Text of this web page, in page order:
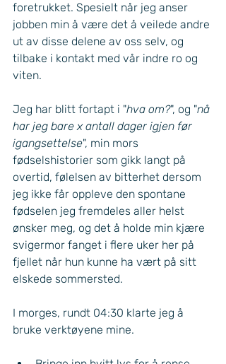
foretrukket. Spesielt når jeg anser
jobben min å være det å veilede andre
ut av disse delene av oss selv, og
tilbake i kontakt med vår indre ro og
viten.
Jeg har blitt fortapt i "hva om?", og "nå
har jeg bare x antall dager igjen før
igangsettelse", min mors
fødselshistorier som gikk langt på
overtid, følelsen av bitterhet dersom
jeg ikke får oppleve den spontane
fødselen jeg fremdeles aller helst
ønsker meg, og det å holde min kjære
svigermor fanget i flere uker her på
fjellet når hun kunne ha vært på sitt
elskede sommersted.
I morges, rundt 04:30 klarte jeg å
bruke verktøyene mine.